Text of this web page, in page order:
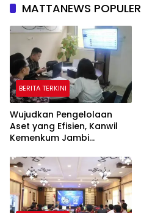
MATTANEWS POPULER
BERITA TERKINI
Wujudkan Pengelolaan
Aset yang Efisien, Kanwil
Kemenkum Jambi
Secara Transparan